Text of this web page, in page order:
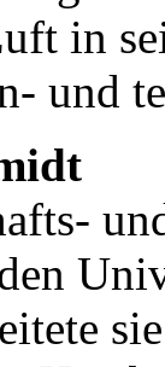
in
und